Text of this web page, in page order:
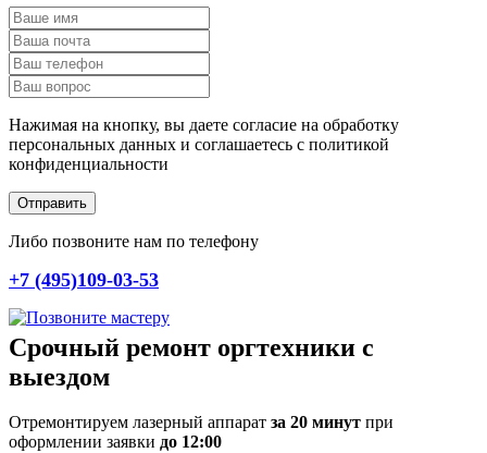
Нажимая на кнопку, вы даете согласие на обработку
персональных данных и соглашаетесь c политикой
конфиденциальности
Отправить
Либо позвоните нам по телефону
+7 (495)109-03-53
Срочный ремонт оргтехники с
выездом
Отремонтируем лазерный аппарат за 20 минут при
оформлении заявки до 12:00